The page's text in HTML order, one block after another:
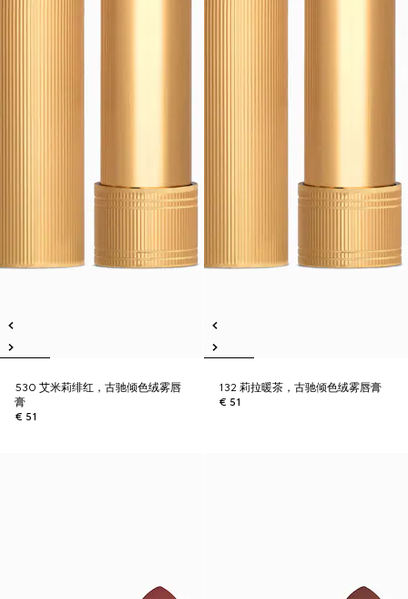
530 艾米莉绯红，古驰倾色绒雾唇
膏
€ 51
132 莉拉暖茶，古驰倾色绒雾唇膏
€ 51